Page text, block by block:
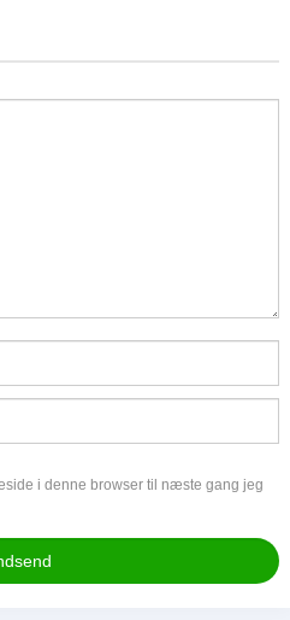
i denne browser til næste gang jeg